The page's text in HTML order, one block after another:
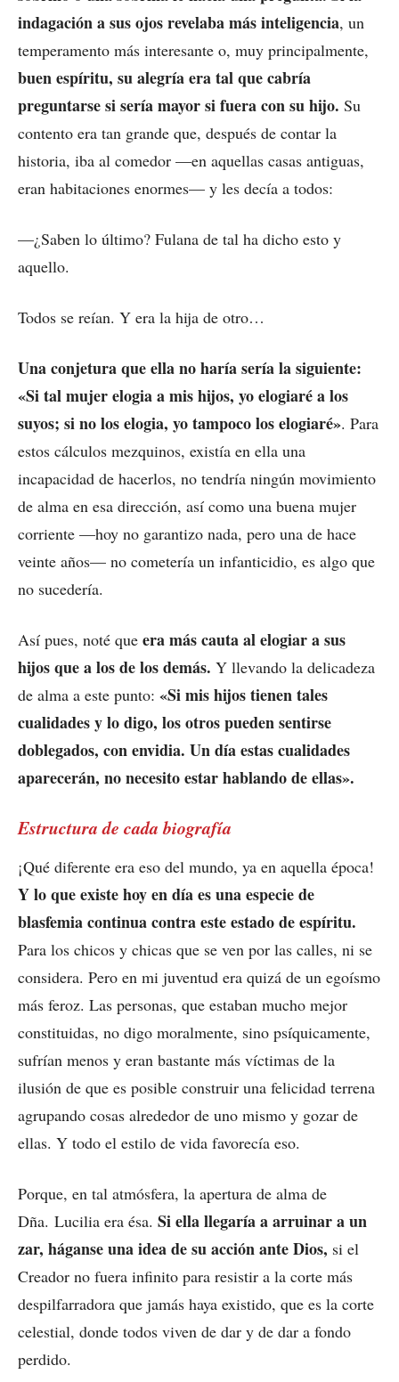
indagación a sus ojos revelaba más inteligencia, un
temperamento más interesante o, muy principalmente,
buen espíritu, su alegría era tal que cabría
preguntarse si sería mayor si fuera con su hijo. Su
contento era tan grande que, después de contar la
historia, iba al comedor —en aquellas casas antiguas,
eran habitaciones enormes— y les decía a todos:
—¿Saben lo último? Fulana de tal ha dicho esto y
aquello.
Todos se reían. Y era la hija de otro…
Una conjetura que ella no haría sería la siguiente:
«Si tal mujer elogia a mis hijos, yo elogiaré a los
suyos; si no los elogia, yo tampoco los elogiaré». Para
estos cálculos mezquinos, existía en ella una
incapacidad de hacerlos, no tendría ningún movimiento
de alma en esa dirección, así como una buena mujer
corriente —hoy no garantizo nada, pero una de hace
veinte años— no cometería un infanticidio, es algo que
no sucedería.
Así pues, noté que era más cauta al elogiar a sus
hijos que a los de los demás. Y llevando la delicadeza
de alma a este punto: «Si mis hijos tienen tales
cualidades y lo digo, los otros pueden sentirse
doblegados, con envidia. Un día estas cualidades
aparecerán, no necesito estar hablando de ellas».
Estructura de cada biografía
¡Qué diferente era eso del mundo, ya en aquella época!
Y lo que existe hoy en día es una especie de
blasfemia continua contra este estado de espíritu.
Para los chicos y chicas que se ven por las calles, ni se
considera. Pero en mi juventud era quizá de un egoísmo
más feroz. Las personas, que estaban mucho mejor
constituidas, no digo moralmente, sino psíquicamente,
sufrían menos y eran bastante más víctimas de la
ilusión de que es posible construir una felicidad terrena
agrupando cosas alrededor de uno mismo y gozar de
ellas. Y todo el estilo de vida favorecía eso.
Porque, en tal atmósfera, la apertura de alma de
Dña. Lucilia era ésa. Si ella llegaría a arruinar a un
zar, háganse una idea de su acción ante Dios, si el
Creador no fuera infinito para resistir a la corte más
despilfarradora que jamás haya existido, que es la corte
celestial, donde todos viven de dar y de dar a fondo
perdido.